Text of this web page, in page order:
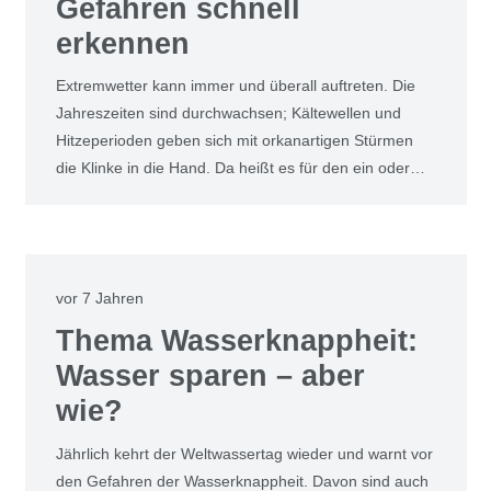
Gefahren schnell
erkennen
Extremwetter kann immer und überall auftreten. Die
Jahreszeiten sind durchwachsen; Kältewellen und
Hitzeperioden geben sich mit orkanartigen Stürmen
die Klinke in die Hand. Da heißt es für den ein oder…
vor 7 Jahren
Thema Wasserknappheit:
Wasser sparen – aber
wie?
Jährlich kehrt der Weltwassertag wieder und warnt vor
den Gefahren der Wasserknappheit. Davon sind auch